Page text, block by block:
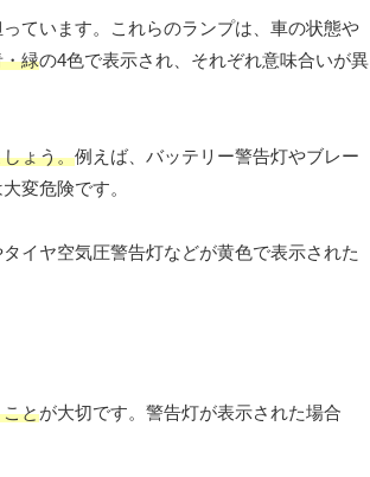
ています。これらのランプは、車の状態や
緑の4色で表示され、それぞれ意味合いが異
ょう。例えば、バッテリー警告灯やブレー
変危険です。
イヤ空気圧警告灯などが黄色で表示された
とが大切です。警告灯が表示された場合